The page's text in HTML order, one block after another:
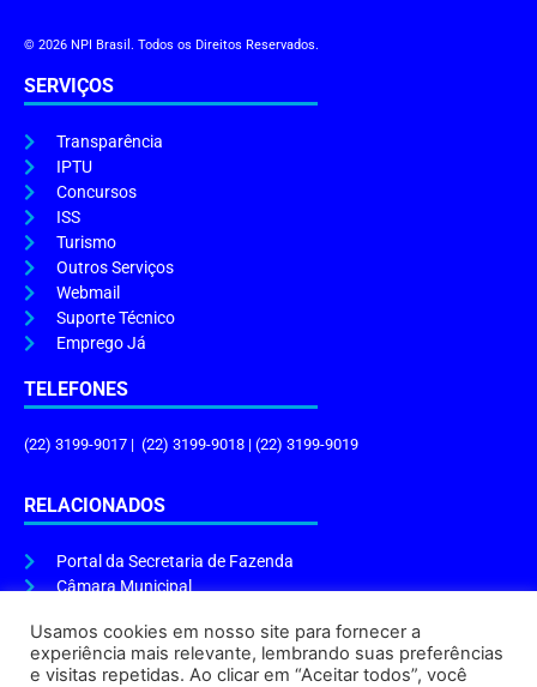
© 2026 NPI Brasil. Todos os Direitos Reservados.
SERVIÇOS
Transparência
IPTU
Concursos
ISS
Turismo
Outros Serviços
Webmail
Suporte Técnico
Emprego Já
TELEFONES
(22) 3199-9017 | (22) 3199-9018 | (22) 3199-9019
RELACIONADOS
Portal da Secretaria de Fazenda
Câmara Municipal
ENDEREÇO E HORÁRIO
Usamos cookies em nosso site para fornecer a
experiência mais relevante, lembrando suas preferências
e visitas repetidas. Ao clicar em “Aceitar todos”, você